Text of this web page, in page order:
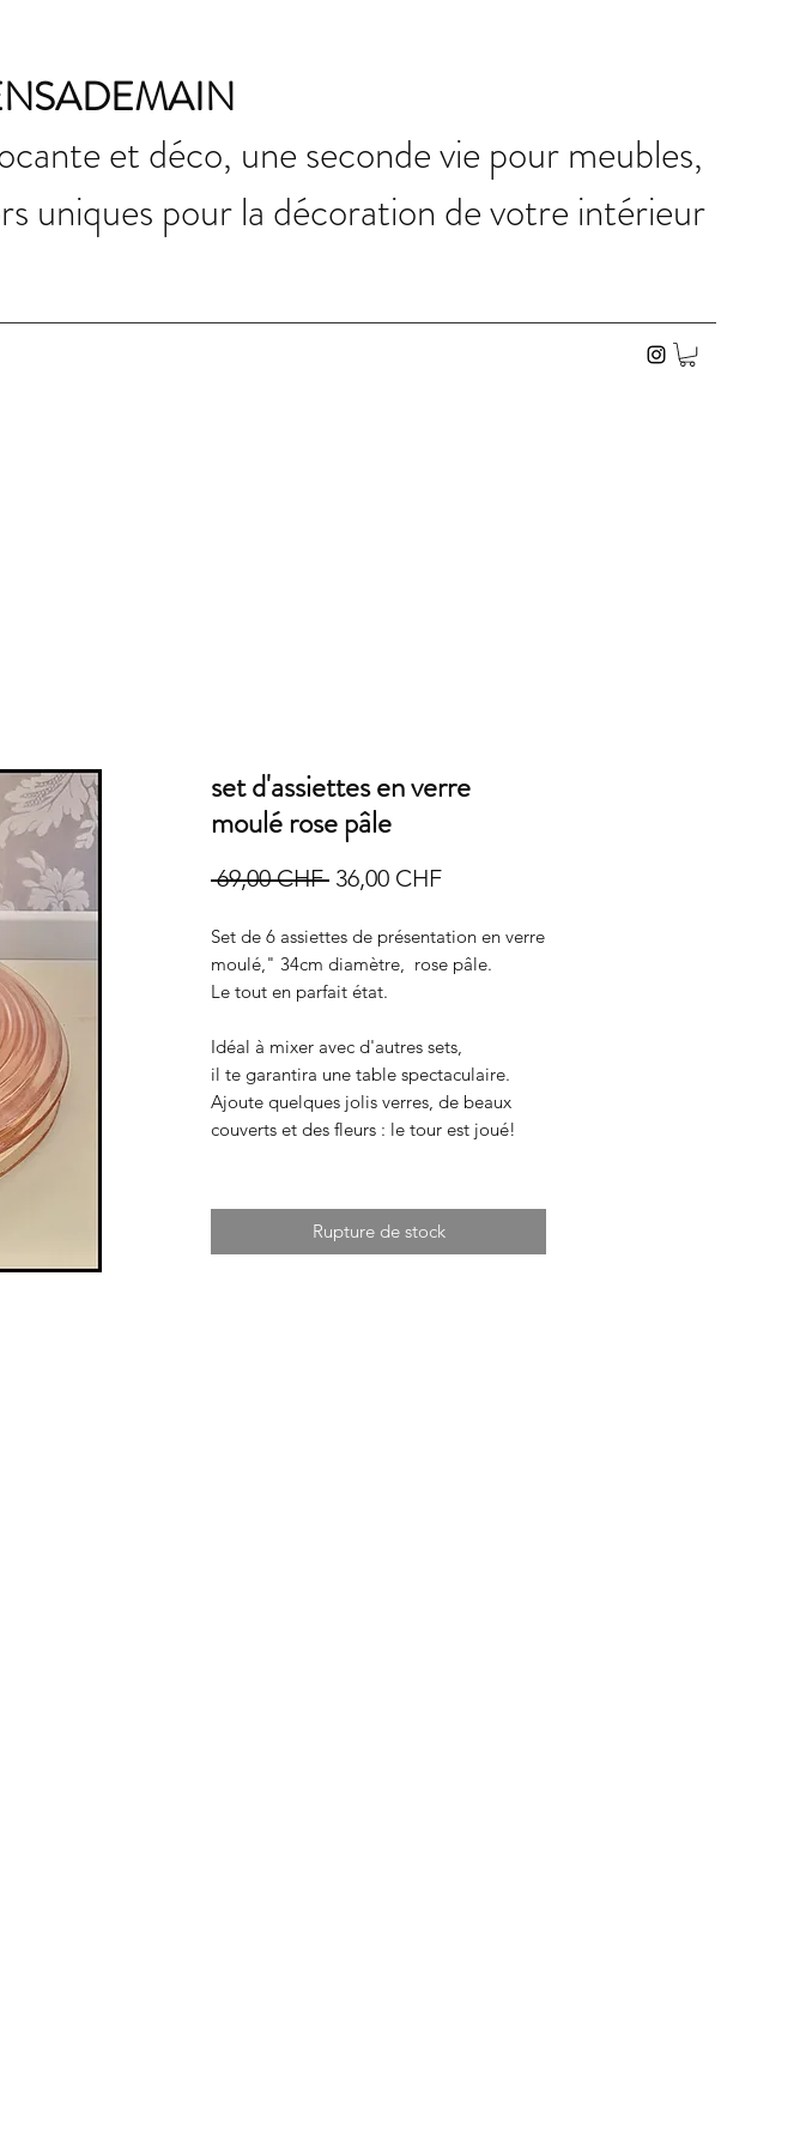
et déco, une seconde vie pour meubles,
uniques pour la décoration de votre intérieur
set d'assiettes en verre
moulé rose pâle
69,00 CHF Prix
36,00 CHFPrix
Set de 6 assiettes de présentation en verre
moulé," 34cm diamètre, rose pâle.
Le tout en parfait état.
Idéal à mixer avec d'autres sets,
il te garantira une table spectaculaire.
Ajoute quelques jolis verres, de beaux
couverts et des fleurs : le tour est joué!
Rupture de stock